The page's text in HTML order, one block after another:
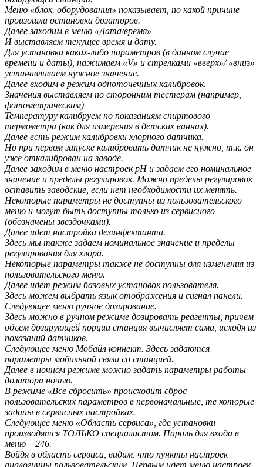
Меню «блок. оборудования» показывает, по какой причине
произошла остановка дозаторов.
Далее заходим в меню «Дата/время»
И выставляем текущее время и дату.
Для установки каких-либо параметров (в данном случае
времени и даты), нажимаем «V» и стрелками «вверх»/ «вниз»
устанавливаем нужное значение.
Далее входим в режим одноточечных калибровок.
Значения выставляем по сторонним тестерам (например,
фотометрическим)
Температуру калибруем по показаниям спиртового
термометра (как для измерения в детских ваннах).
Далее есть режим калибровки хлорного датчика.
Но при первом запуске калибровать датчик не нужно, т.к. он
уже откалиброван на заводе.
Далее заходим в меню настроек рН и задаем его номинальное
значение и пределы регулировок. Можно пределы регулировок
оставить заводские, если нет необходимости их менять.
Некоторые параметры не доступны из пользовательского
меню и могут быть доступны только из сервисного
(обозначены звездочками).
Далее идет настройка дезинфектанта.
Здесь мы также задаем номинальное значение и пределы
регулирования для хлора.
Некоторые параметры также не доступны для изменения из
пользовательского меню.
Далее идет режим базовых установок пользователя.
Здесь можем выбрать язык отображения и сигнал панели.
Следующее меню ручное дозирование.
Здесь можно в ручном режиме дозировать реагенты, причем
объем дозирующей порции станция вычисляет сама, исходя из
показаний датчиков.
Следующее меню Мобайл коннект. Здесь задаются
параметры мобильной связи со станцией.
Далее в ночном режиме можно задать параметры работы
дозатора ночью.
В режиме «Все сбросить» происходит сброс
пользовательских параметров в первоначальные, те которые
заданы в сервисных настройках.
Следующее меню «Область сервиса», где установки
производятся ТОЛЬКО специалистом. Пароль для входа в
меню – 246.
Войдя в область сервиса, видим, что пункты настроек
аналогичны пользовательским. Первым идет меню настроек